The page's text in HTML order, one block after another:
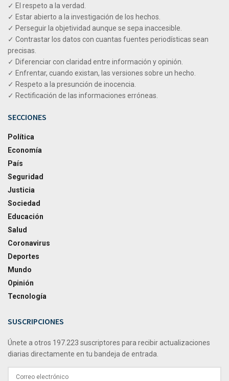
✓ El respeto a la verdad.
✓ Estar abierto a la investigación de los hechos.
✓ Perseguir la objetividad aunque se sepa inaccesible.
✓ Contrastar los datos con cuantas fuentes periodísticas sean
precisas.
✓ Diferenciar con claridad entre información y opinión.
✓ Enfrentar, cuando existan, las versiones sobre un hecho.
✓ Respeto a la presunción de inocencia.
✓ Rectificación de las informaciones erróneas.
SECCIONES
Política
Economía
País
Seguridad
Justicia
Sociedad
Educación
Salud
Coronavirus
Deportes
Mundo
Opinión
Tecnología
SUSCRIPCIONES
Únete a otros 197.223 suscriptores para recibir actualizaciones
diarias directamente en tu bandeja de entrada.